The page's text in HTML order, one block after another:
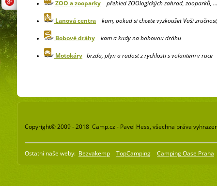
ZOO a zooparky přehled ZOOlogických zahrad, zooparků, ...
Lanová centra kam, pokud si chcete vyzkoušet Vaši
Bobové dráhy kam a kudy na bobovou dráhu
Motokáry brzda, plyn a radost z rychlosti s volantem v ruce
Copyright© 2009 - 2018 Camp.cz - Pavel Hess, všechna práva
Ostatní naše weby: Bezvakemp TopCamping Camping Oase Praha